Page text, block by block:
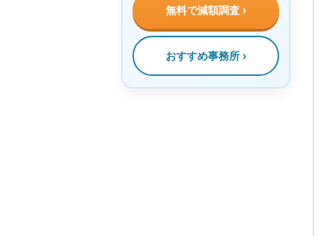
無料で減額調査
おすすめ事務所